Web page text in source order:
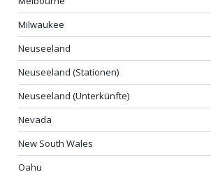
Milwaukee
Neuseeland
Neuseeland (Stationen)
Neuseeland (Unterkünfte)
Nevada
New South Wales
Oahu